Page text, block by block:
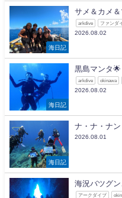
海日記
サメ＆カメ
arkdive ファンダ
2026.08.02
海日記
黒島マンタ🌟
arkdive okinawa
2026.08.02
海日記
ナ・ナ・ナン
2026.08.01
海況バツグン
アークダイブ